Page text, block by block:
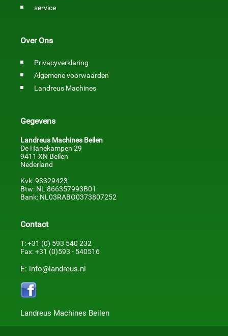
service
Over Ons
Privacyverklaring
Algemene voorwaarden
Landreus Machines
Gegevens
Landreus Machines Beilen
De Hanekampen 29
9411 XN Beilen
Nederland
Kvk: 93329423
Btw: NL 866357993B01
Bank: NL03RABO0373807252
Contact
T: +31 (0) 593 540 232
Fax: +31 (0)593 - 540516
E: info@landreus.nl
Landreus Machines Beilen